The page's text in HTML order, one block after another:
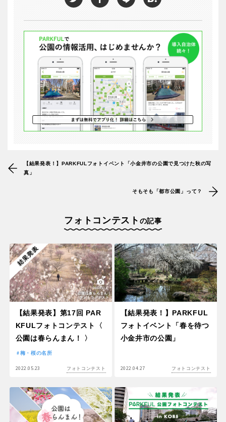
【結果発表！】PARKFULフォトイベント「小金井市の公園で見つけた秋の写
真」
そもそも「都市公園」って？
フォトコンテスト の記事
【結果発表】第17回 PAR
KFULフォトコンテスト〈
公園は春らんまん！ 〉
梅・桜の名所
2022.05.23 フォトコンテスト
【結果発表！】PARKFUL
フォトイベント「春を待つ
小金井市の公園」
2022.04.27 フォトコンテスト